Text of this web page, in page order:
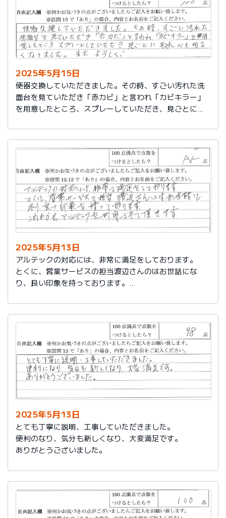
2025年5月15日
便器交換していただきました。その時、すごい汚れた洗
面台を見ていただき「赤カビ」と言われ「カビキラー」
を用意したところ、スプレーしていただき、見ごとに取
2025年5月13日
アルテックの対応には、非常に満足をしております。
とくに、営業サービスの担当渡辺さんのはお世話にな
り、良い印象を持っております。
2025年5月13日
とても丁寧に説明、工事していただきました。
便利のなり、気分も新しくなり、大変満足です。
ありがとうございました。